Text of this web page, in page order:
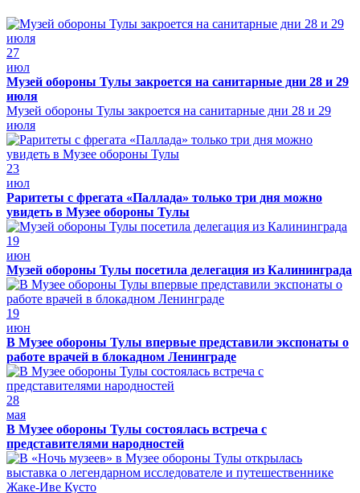
27
июл
Музей обороны Тулы закроется на санитарные дни 28 и 29
июля
Музей обороны Тулы закроется на санитарные дни 28 и 29
июля
23
июл
Раритеты с фрегата «Паллада» только три дня можно
увидеть в Музее обороны Тулы
19
июн
Музей обороны Тулы посетила делегация из Калининграда
19
июн
В Музее обороны Тулы впервые представили экспонаты о
работе врачей в блокадном Ленинграде
28
мая
В Музее обороны Тулы состоялась встреча с
представителями народностей